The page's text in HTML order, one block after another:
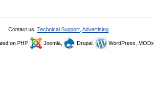
Contact us: Technical Support Advertising
on PHP, Joomla, Drupal, WordPress, MODx.